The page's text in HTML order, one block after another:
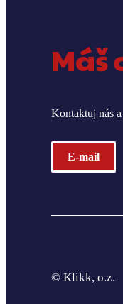
Máš
Kontaktuj nás
E-mail
© Klikk, o.z.